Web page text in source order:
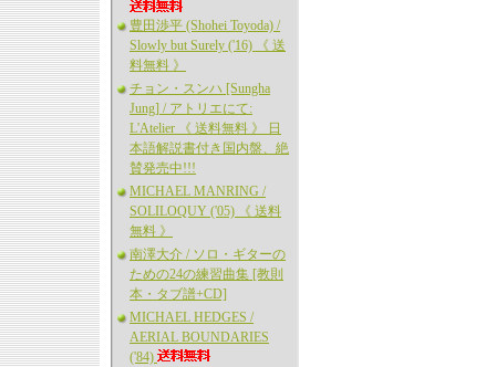
豊田渉平 (Shohei Toyoda) /
Slowly but Surely ('16) 《 送
料無料 》
チョン・スンハ [Sungha
Jung] / アトリエにて:
L'Atelier 《 送料無料 》 日
本語解説書付き国内盤、絶
賛発売中!!!
MICHAEL MANRING /
SOLILOQUY ('05) 《 送料
無料 》
南澤大介 / ソロ・ギターの
ための24の練習曲集 [教則
本・タブ譜+CD]
MICHAEL HEDGES /
AERIAL BOUNDARIES
('84)